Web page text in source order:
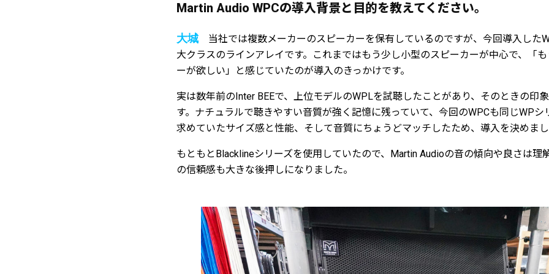
Martin Audio WPCの導入背景と目的を教えてください。
大城 当社では複数メーカーのスピーカーを保有しているのですが、今回導入した
大クラスのラインアレイです。これまではもう少し小型のスピーカーが中心で、「
ーが欲しい」と感じていたのが導入のきっかけです。
実は数年前のInter BEEで、上位モデルのWPLを試聴したことがあり、そのときの印
す。ナチュラルで聴きやすい音質が強く記憶に残っていて、今回のWPCも同じWPシ
求めていたサイズ感と性能、そして音質にちょうどマッチしたため、導入を決めま
もともとBlacklineシリーズを使用していたので、Martin Audioの音の傾向や良さは理
の信頼感も大きな後押しになりました。